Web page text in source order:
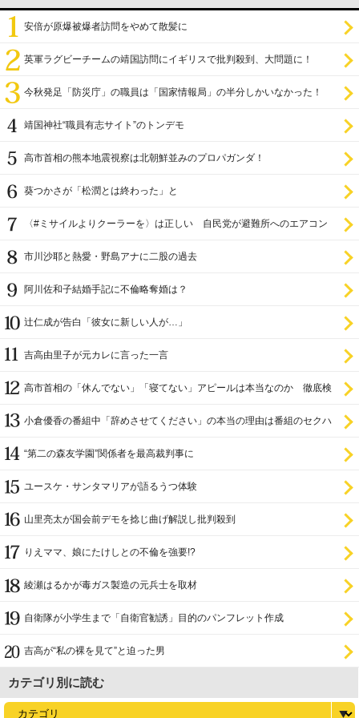
安倍が原爆被爆者訪問をやめて散髪に
英軍ラグビーチームの靖国訪問にイギリスで批判殺到、大問題に！
今秋発足「防災庁」の職員は「国家情報局」の半分しかいなかった！
靖国神社“職員有志サイト”のトンデモ
高市首相の熊本地震視察は北朝鮮並みのプロパガンダ！
葵つかさが「松潤とは終わった」と
〈#ミサイルよりクーラーを〉は正しい 自民党が避難所へのエアコン
市川沙耶と熱愛・野島アナに二股の過去
阿川佐和子結婚手記に不倫略奪婚は？
辻仁成が告白「彼女に新しい人が…」
吉高由里子が元カレに言った一言
高市首相の「休んでない」「寝てない」アピールは本当なのか 徹底検
小倉優香の番組中「辞めさせてください」の本当の理由は番組のセクハ
“第二の森友学園”関係者を最高裁判事に
ユースケ・サンタマリアが語るうつ体験
山里亮太が国会前デモを捻じ曲げ解説し批判殺到
りえママ、娘にたけしとの不倫を強要!?
綾瀬はるかが毒ガス製造の元兵士を取材
自衛隊が小学生まで「自衛官勧誘」目的のパンフレット作成
吉高が“私の裸を見て”と迫った男
カテゴリ別に読む